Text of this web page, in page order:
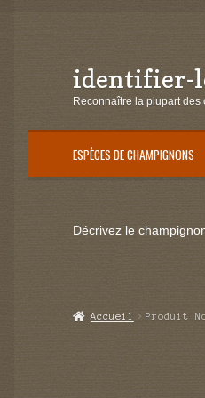
Aller
à
navigation
Aller
au
identifier-
Reconnaître la plupart
ESPÈCES DE CHAMPIGNONS
Décrivez le
Accueil Produit